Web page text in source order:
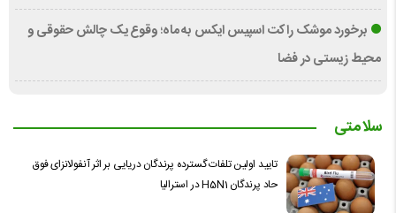
برخورد موشک راکت اسپیس ایکس به ماه؛ وقوع یک چالش حقوقی و
محیط زیستی در فضا
سلامتی
تایید اولین تلفات گسترده پرندگان دریایی بر اثر آنفولانزای فوق
حاد پرندگان H5N1 در استرالیا